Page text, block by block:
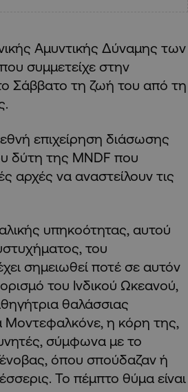
Αμυντικής Δύναμης των
συμμετείχε στην
Σάββατο τη ζωή του από τη
επιχείρηση διάσωσης
δύτη της MNDF που
αρχές να αναστείλουν τις
υπηκοότητας, αυτού
του
σημειωθεί ποτέ σε αυτόν
του Ινδικού Ωκεανού,
θαλάσσιας
Μοντεφαλκόνε, η κόρη της,
σύμφωνα με το
όπου σπούδαζαν ή
Το πέμπτο θύμα είναι